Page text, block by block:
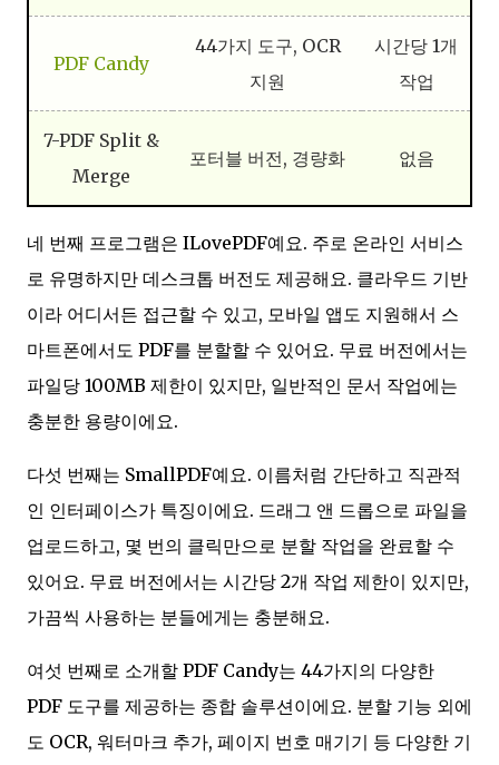
PDF Candy
44가지 도구, OCR
지원
시간당 1개
작업
7-PDF Split &
Merge
포터블 버전, 경량화 없음
네 번째 프로그램은 ILovePDF예요. 주로 온라인 서비스
로 유명하지만 데스크톱 버전도 제공해요. 클라우드 기반
이라 어디서든 접근할 수 있고, 모바일 앱도 지원해서 스
마트폰에서도 PDF를 분할할 수 있어요. 무료 버전에서는
파일당 100MB 제한이 있지만, 일반적인 문서 작업에는
충분한 용량이에요.
다섯 번째는 SmallPDF예요. 이름처럼 간단하고 직관적
인 인터페이스가 특징이에요. 드래그 앤 드롭으로 파일을
업로드하고, 몇 번의 클릭만으로 분할 작업을 완료할 수
있어요. 무료 버전에서는 시간당 2개 작업 제한이 있지만,
가끔씩 사용하는 분들에게는 충분해요.
여섯 번째로 소개할 PDF Candy는 44가지의 다양한
PDF 도구를 제공하는 종합 솔루션이에요. 분할 기능 외에
도 OCR, 워터마크 추가, 페이지 번호 매기기 등 다양한 기